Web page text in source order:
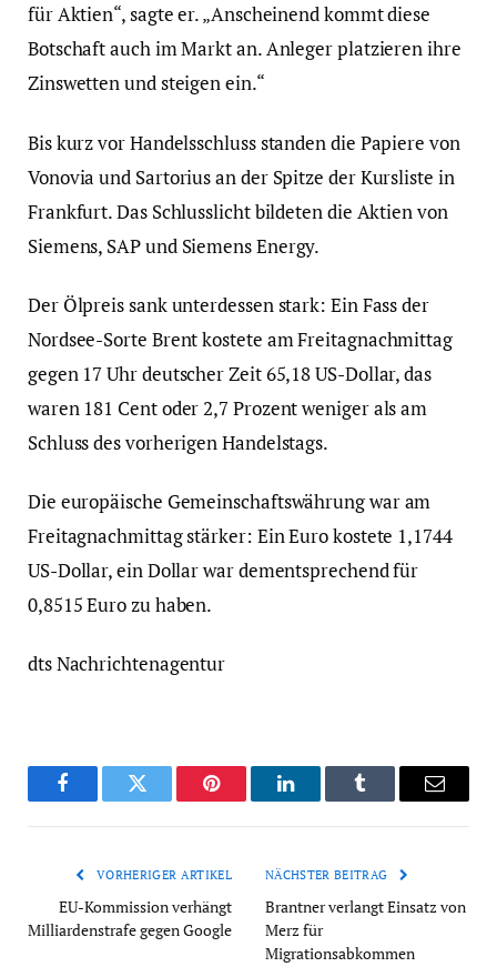
für Aktien“, sagte er. „Anscheinend kommt diese
Botschaft auch im Markt an. Anleger platzieren ihre
Zinswetten und steigen ein.“
Bis kurz vor Handelsschluss standen die Papiere von
Vonovia und Sartorius an der Spitze der Kursliste in
Frankfurt. Das Schlusslicht bildeten die Aktien von
Siemens, SAP und Siemens Energy.
Der Ölpreis sank unterdessen stark: Ein Fass der
Nordsee-Sorte Brent kostete am Freitagnachmittag
gegen 17 Uhr deutscher Zeit 65,18 US-Dollar, das
waren 181 Cent oder 2,7 Prozent weniger als am
Schluss des vorherigen Handelstags.
Die europäische Gemeinschaftswährung war am
Freitagnachmittag stärker: Ein Euro kostete 1,1744
US-Dollar, ein Dollar war dementsprechend für
0,8515 Euro zu haben.
dts Nachrichtenagentur
FacebookTwitter Pinterest LinkedInTumblr Email
VORHERIGER ARTIKEL
EU-Kommission verhängt
Milliardenstrafe gegen Google
NÄCHSTER BEITRAG
Brantner verlangt Einsatz von
Merz für
Migrationsabkommen